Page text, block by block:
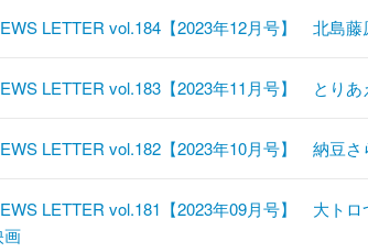
LETTER vol.184【2023年12月号】 北島
LETTER vol.183【2023年11月号】 とり
LETTER vol.182【2023年10月号】 納豆
LETTER vol.181【2023年09月号】 大ト
画